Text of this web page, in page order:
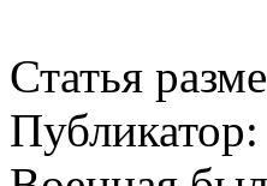
Статья